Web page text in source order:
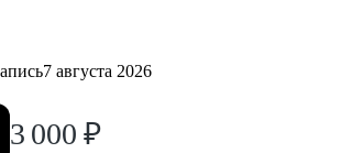
7 августа 2026
3 000 ₽